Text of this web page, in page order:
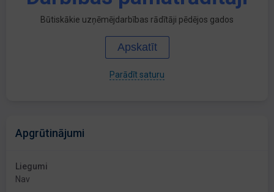
Būtiskākie uzņēmējdarbības rādītāji pēdējos gados
Apskatīt
Parādīt saturu
Apgrūtinājumi
Liegumi
Nav